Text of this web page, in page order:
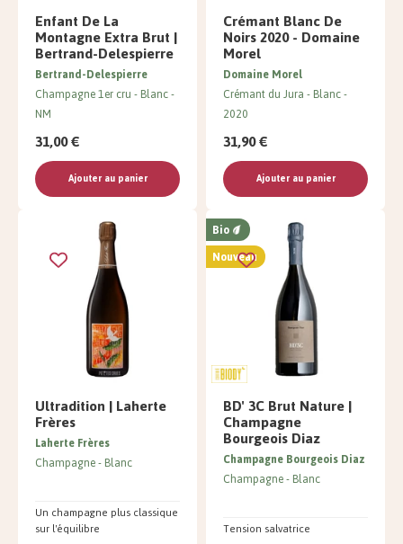
Enfant De La
Montagne Extra Brut |
Bertrand-Delespierre
Bertrand-Delespierre
Champagne 1er cru Blanc
NM
31,00 €
Ajouter au panier
Crémant Blanc De
Noirs 2020 - Domaine
Morel
Domaine Morel
Crémant du Jura Blanc
2020
31,90 €
Ajouter au panier
Ultradition | Laherte
Frères
Un champagne plus classique
sur l'équilibre
Laherte Frères
Champagne Blanc
Bio
Nouveau
BD' 3C Brut Nature |
Champagne
Bourgeois Diaz
Tension salvatrice
Champagne Bourgeois Diaz
Champagne Blanc